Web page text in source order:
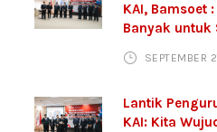
KAI, Bamsoet
Banyak untuk
SEPTEMBER
Lantik
KAI: Kita